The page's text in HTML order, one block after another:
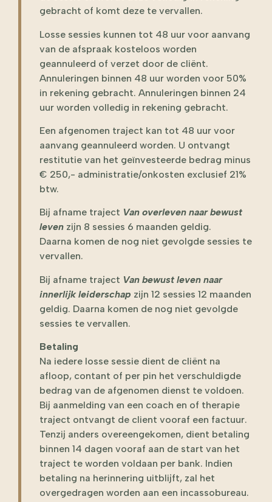
gebracht of komt deze te vervallen.
Losse sessies kunnen tot 48 uur voor aanvang
van de afspraak kosteloos worden
geannuleerd of verzet door de cliënt.
Annuleringen binnen 48 uur worden voor 50%
in rekening gebracht. Annuleringen binnen 24
uur worden volledig in rekening gebracht.
Een afgenomen traject kan tot 48 uur voor
aanvang geannuleerd worden. U ontvangt
restitutie van het geïnvesteerde bedrag minus
€ 250,- administratie/onkosten exclusief 21%
btw.
Bij afname traject Van overleven naar bewust
leven zijn 8 sessies 6 maanden geldig.
Daarna komen de nog niet gevolgde sessies te
vervallen.
Bij afname traject Van bewust leven naar
innerlijk leiderschap zijn 12 sessies 12 maanden
geldig. Daarna komen de nog niet gevolgde
sessies te vervallen.
Betaling
Na iedere losse sessie dient de cliënt na
afloop, contant of per pin het verschuldigde
bedrag van de afgenomen dienst te voldoen.
Bij aanmelding van een coach en of therapie
traject ontvangt de client vooraf een factuur.
Tenzij anders overeengekomen, dient betaling
binnen 14 dagen vooraf aan de start van het
traject te worden voldaan per bank. Indien
betaling na herinnering uitblijft, zal het
overgedragen worden aan een incassobureau.